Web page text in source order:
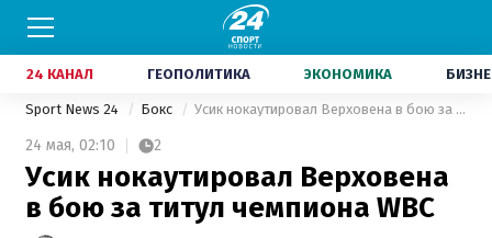
24 КАНАЛ ГЕОПОЛИТИКА ЭКОНОМИКА
Sport News 24 Бокс Усик нокаутировал Верховена в бою за титул чемпиона WBC
24 мая, 02:10 2
Усик нокаутировал Верховена
в бою за титул чемпиона WBC